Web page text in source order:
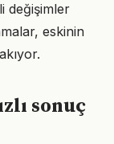
değişimler
eskinin
sonuç